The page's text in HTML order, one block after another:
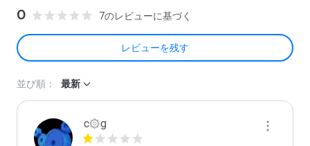
0 7のレビューに基づく
レビューを残す
並び順： 最新
c۞g